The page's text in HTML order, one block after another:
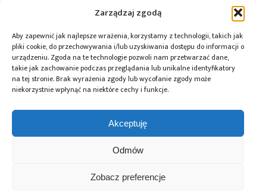
Zarządzaj zgodą
Aby zapewnić jak najlepsze wrażenia, korzystamy z technologii, takich jak
pliki cookie, do przechowywania i/lub uzyskiwania dostępu do informacji o
urządzeniu. Zgoda na te technologie pozwoli nam przetwarzać dane,
takie jak zachowanie podczas przeglądania lub unikalne identyfikatory
na tej stronie. Brak wyrażenia zgody lub wycofanie zgody może
niekorzystnie wpłynąć na niektóre cechy i funkcje.
Akceptuję
Odmów
Zobacz preferencje
Partnerstwo SoMLabs i Scythe Studio –
kompleksowe podejście do projektów